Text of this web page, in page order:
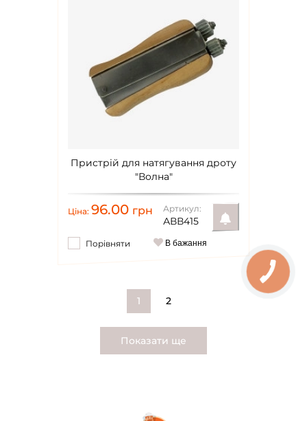
Пристрій для натягування дроту
"Волна"
Ціна: 96.00 грн Артикул:
АВВ415
Повідомити
Порівняти В бажання
1 2
Показати ще